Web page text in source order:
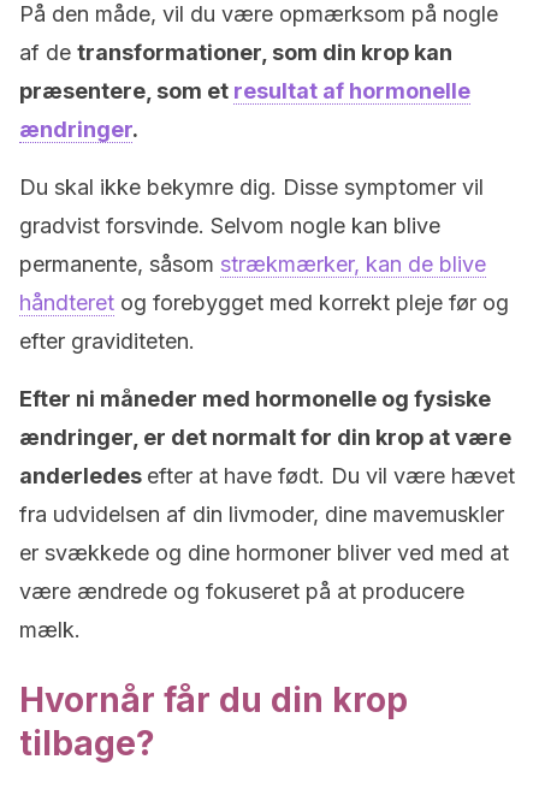
På den måde, vil du være opmærksom på nogle
af de transformationer, som din krop kan
præsentere, som et resultat af hormonelle
ændringer.
Du skal ikke bekymre dig. Disse symptomer vil
gradvist forsvinde. Selvom nogle kan blive
permanente, såsom strækmærker, kan de blive
håndteret og forebygget med korrekt pleje før og
efter graviditeten.
Efter ni måneder med hormonelle og fysiske
ændringer, er det normalt for din krop at være
anderledes efter at have født. Du vil være hævet
fra udvidelsen af din livmoder, dine mavemuskler
er svækkede og dine hormoner bliver ved med at
være ændrede og fokuseret på at producere
mælk.
Hvornår får du din krop
tilbage?